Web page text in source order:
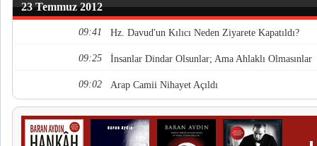
23 Temmuz 2012
09:41 Hz. Davud'un Kılıcı Neden Ziyarete Kapatıldı?
09:25 İnsanlar Dindar Olsunlar; Ama Ahlaklı Olmasınlar
09:02 Arap Camii Nihayet Açıldı